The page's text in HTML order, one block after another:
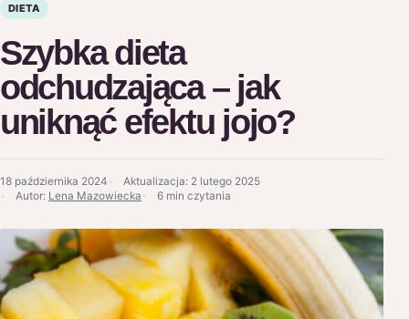
DIETA
Szybka dieta
odchudzająca – jak
uniknąć efektu jojo?
18 października 2024 Aktualizacja: 2 lutego 2025
Autor: Lena Mazowiecka 6 min czytania